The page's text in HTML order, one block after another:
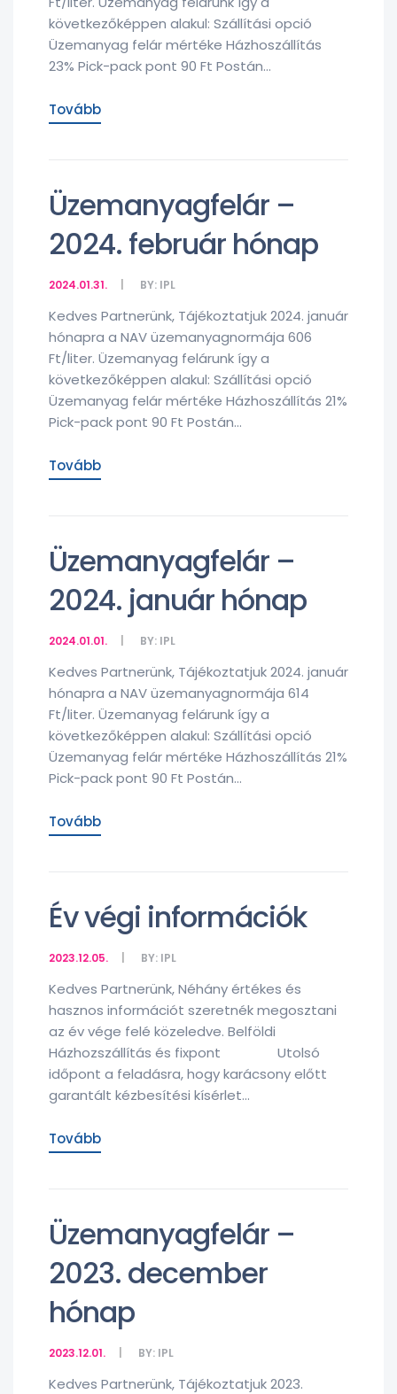
következőképpen alakul: Szállítási opció
Üzemanyag felár mértéke Házhoszállítás
23% Pick-pack pont 90 Ft Postán...
Tovább
Üzemanyagfelár –
2024. február hónap
2024.01.31. BY: IPL
Kedves Partnerünk, Tájékoztatjuk 2024. január
hónapra a NAV üzemanyagnormája 606
Ft/liter. Üzemanyag felárunk így a
következőképpen alakul: Szállítási opció
Üzemanyag felár mértéke Házhoszállítás 21%
Pick-pack pont 90 Ft Postán...
Tovább
Üzemanyagfelár –
2024. január hónap
2024.01.01. BY: IPL
Kedves Partnerünk, Tájékoztatjuk 2024. január
hónapra a NAV üzemanyagnormája 614
Ft/liter. Üzemanyag felárunk így a
következőképpen alakul: Szállítási opció
Üzemanyag felár mértéke Házhoszállítás 21%
Pick-pack pont 90 Ft Postán...
Tovább
Év végi információk
2023.12.05. BY: IPL
Kedves Partnerünk, Néhány értékes és
hasznos információt szeretnék megosztani
az év vége felé közeledve. Belföldi
Házhozszállítás és fixpont Utolsó
időpont a feladásra, hogy karácsony előtt
garantált kézbesítési kísérlet...
Tovább
Üzemanyagfelár –
2023. december
hónap
2023.12.01. BY: IPL
Kedves Partnerünk, Tájékoztatjuk 2023.